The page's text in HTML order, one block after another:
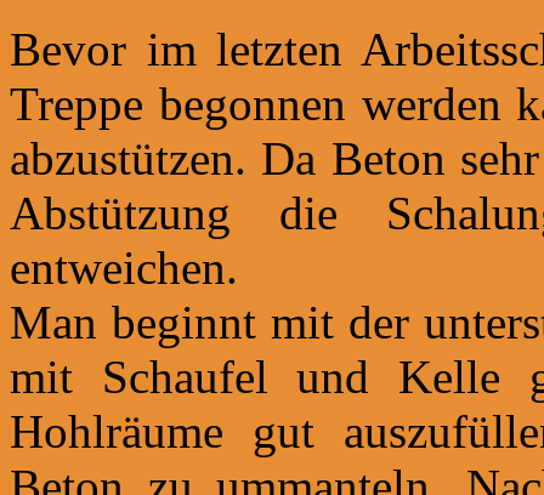
Bevor im letzten
Treppe begonnen werden
abzustützen. Da Beton
Abstützung die
entweichen.
Man beginnt mit der
mit Schaufel und
Hohlräume gut